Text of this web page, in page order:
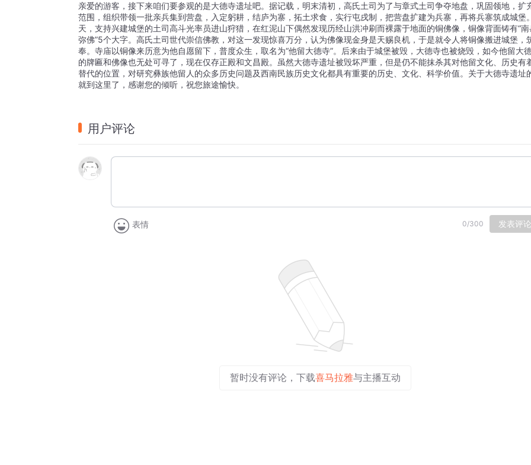
亲爱的游客，接下来咱们要参观的是大德寺遗址吧。据记载，明末清初，高氏土司为了与章式土司争夺地盘，巩固领地，扩
范围，组织带领一批亲兵集到营盘，入定躬耕，结庐为寨，拓土求食，实行屯戌制，把营盘扩建为兵寨，再将兵寨筑成城堡
天，支持兴建城堡的土司高斗光率员进山狩猎，在红泥山下偶然发现历经山洪冲刷而裸露于地面的铜佛像，铜像背面铸有“南
弥佛”5个大字。高氏土司世代崇信佛教，对这一发现惊喜万分，认为佛像现金身是天赐良机，于是就令人将铜像搬进城堡，
奉。寺庙以铜像来历意为他自愿留下，普度众生，取名为“他留大德寺”。后来由于城堡被毁，大德寺也被烧毁，如今他留大
的牌匾和佛像也无处可寻了，现在仅存正殿和文昌殿。虽然大德寺遗址被毁坏严重，但是仍不能抹杀其对他留文化、历史有
替代的位置，对研究彝族他留人的众多历史问题及西南民族历史文化都具有重要的历史、文化、科学价值。关于大德寺遗址
就到这里了，感谢您的倾听，祝您旅途愉快。
用户评论
表情 0/300 发表评论
暂时没有评论，下载喜马拉雅与主播互动